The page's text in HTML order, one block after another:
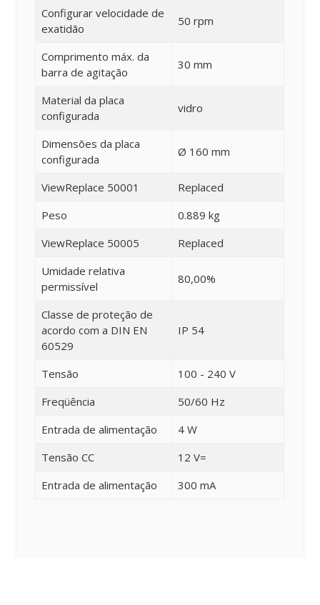
Configurar velocidade de
exatidão
50 rpm
Comprimento máx. da
barra de agitação
30 mm
Material da placa
configurada
vidro
Dimensões da placa
configurada
Ø 160 mm
ViewReplace 50001
Replaced
Peso
0.889 kg
ViewReplace 50005
Replaced
Umidade relativa
permissível
80,00%
Classe de proteção de
acordo com a DIN EN
60529
IP 54
Tensão
100 - 240 V
Freqüência
50/60 Hz
Entrada de alimentação
4 W
Tensão CC
12 V=
Entrada de alimentação
300 mA